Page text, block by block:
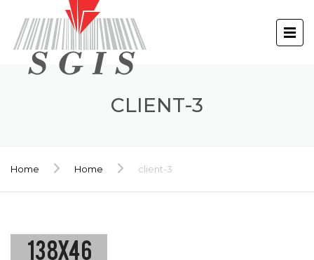
CLIENT-3
Home Home client-3